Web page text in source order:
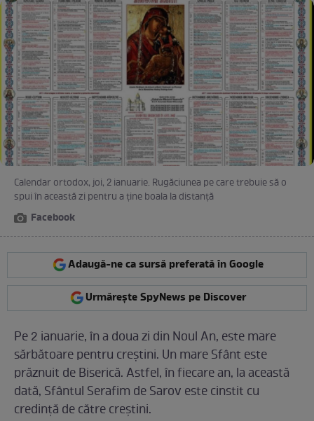
Calendar ortodox, joi, 2 ianuarie. Rugăciunea pe care trebuie să o
spui în această zi pentru a ține boala la distanță
Facebook
Adaugă-ne ca sursă preferată în Google
Urmărește SpyNews pe Discover
Pe 2 ianuarie, în a doua zi din Noul An, este mare
sărbătoare pentru creștini. Un mare Sfânt este
prăznuit de Biserică. Astfel, în fiecare an, la această
dată, Sfântul Serafim de Sarov este cinstit cu
credință de către creștini.